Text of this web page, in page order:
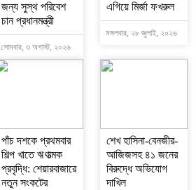
জন্য সুস্থ পরিবেশ
চান প্রধানমন্ত্রী
সোমবার, ৩ অগাস্ট, ২০২৬
এগিয়ে মির্জা ফখরুল
মঙ্গলবার, ২৮ জুলাই, ২০২৬
পাঁচ দশকে প্রথমবার
শিল্প খাতে ঋণাত্মক
প্রবৃদ্ধি: শেয়ারবাজারে
নতুন সংকটের
শেখ হাসিনা-বেনজীর-
আজিজসহ ৪১ জনের
বিরুদ্ধে অভিযোগ
দাখিল